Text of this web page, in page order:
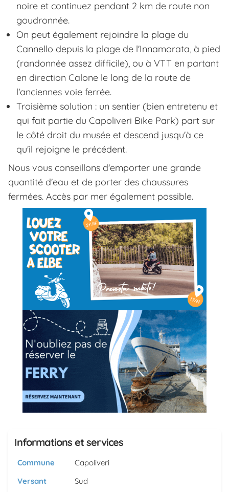
noire et continuez pendant 2 km de route non
goudronnée.
On peut également rejoindre la plage du
Cannello depuis la plage de l'Innamorata, à pied
(randonnée assez difficile), ou à VTT en partant
en direction Calone le long de la route de
l'anciennes voie ferrée.
Troisième solution : un sentier (bien entretenu et
qui fait partie du Capoliveri Bike Park) part sur
le côté droit du musée et descend jusqu'à ce
qu'il rejoigne le précédent.
Nous vous conseillons d'emporter une grande
quantité d'eau et de porter des chaussures
fermées. Accès par mer également possible.
Informations et services
Commune
Capoliveri
Versant
Sud